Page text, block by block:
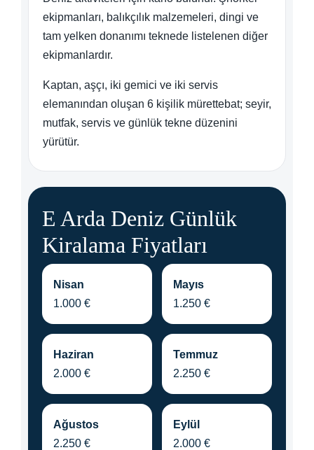
ekipmanları, balıkçılık malzemeleri, dingi ve
tam yelken donanımı teknede listelenen diğer
ekipmanlardır.
Kaptan, aşçı, iki gemici ve iki servis
elemanından oluşan 6 kişilik mürettebat; seyir,
mutfak, servis ve günlük tekne düzenini
yürütür.
E Arda Deniz Günlük
Kiralama Fiyatları
Nisan
1.000 €
Mayıs
1.250 €
Haziran
2.000 €
Temmuz
2.250 €
Ağustos
2.250 €
Eylül
2.000 €